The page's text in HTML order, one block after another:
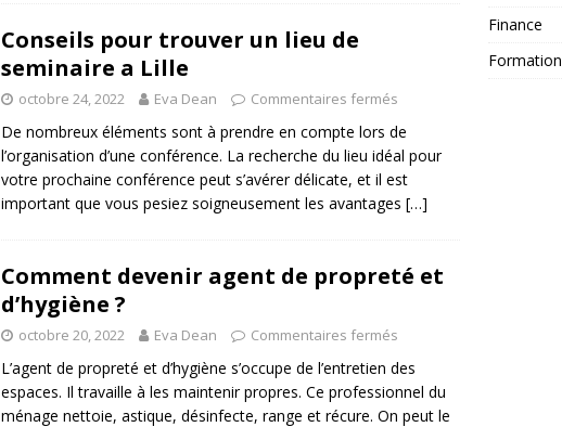
Conseils pour trouver un lieu de
seminaire a Lille
octobre 24, 2022 Eva Dean Commentaires fermés
De nombreux éléments sont à prendre en compte lors de
l’organisation d’une conférence. La recherche du lieu idéal pour
votre prochaine conférence peut s’avérer délicate, et il est
important que vous pesiez soigneusement les avantages […]
Comment devenir agent de propreté et
d’hygiène ?
octobre 20, 2022 Eva Dean Commentaires fermés
L’agent de propreté et d’hygiène s’occupe de l’entretien des
espaces. Il travaille à les maintenir propres. Ce professionnel du
ménage nettoie, astique, désinfecte, range et récure. On peut le
Finance
Formation